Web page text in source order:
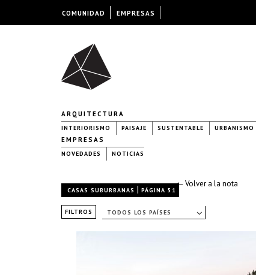
ARQUITECTURA
INTERIORISMO PAISAJE SUSTENTABLE URBANISMO
EMPRESAS
NOVEDADES NOTICIAS
← Volver a la nota
CASAS SUBURBANAS | PÁGINA 51
FILTROS TODOS LOS PAÍSES
COMUNIDAD EMPRESAS